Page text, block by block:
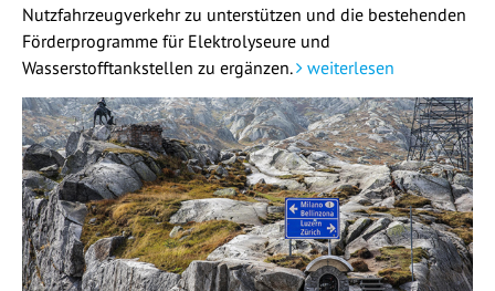
Nutzfahrzeugverkehr zu unterstützen und die bestehenden
Förderprogramme für Elektrolyseure und
Wasserstofftankstellen zu ergänzen.
weiterlesen